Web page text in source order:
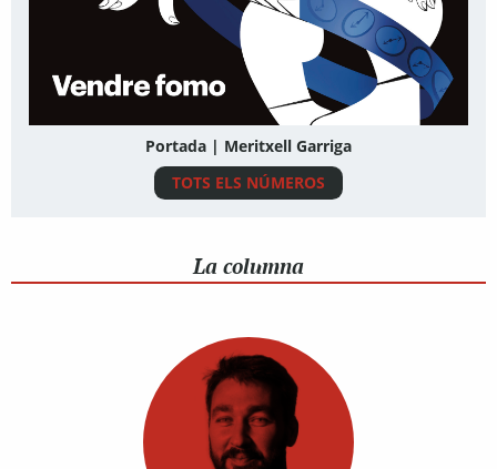
Portada | Meritxell Garriga
TOTS ELS NÚMEROS
La columna